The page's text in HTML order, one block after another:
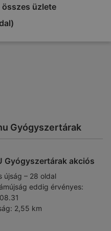
üzlete
Gyógyszertárak
Gyógyszertárak akciós
újság – 28 oldal
eddig érvényes:
2,55 km